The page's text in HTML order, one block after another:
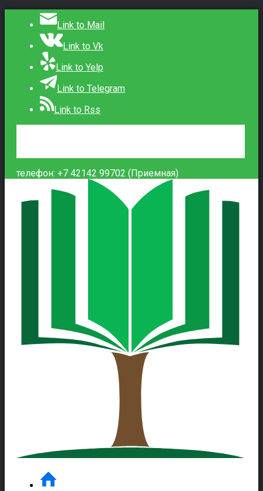
Link to Mail
Link to Vk
Link to Yelp
Link to Telegram
Link to Rss
телефон: +7 42142 99702 (Приемная)